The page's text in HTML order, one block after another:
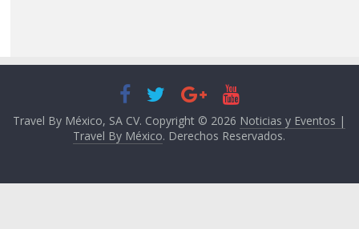
Travel By México, SA CV. Copyright © 2026 Noticias y Eventos |
Travel By México. Derechos Reservados.